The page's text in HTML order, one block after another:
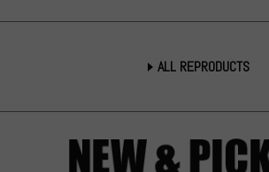
ALL REPRODUCTS